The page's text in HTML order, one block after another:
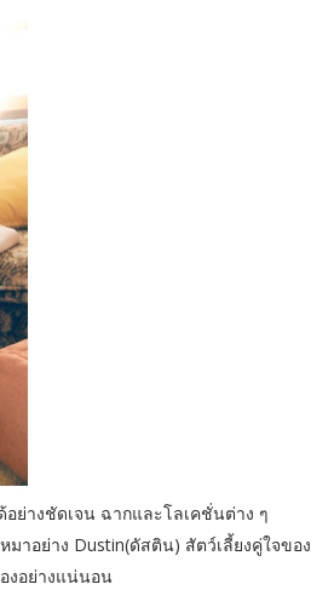
ย่างชัดเจน ฉากและโลเคชั่นต่าง ๆ
าอย่าง Dustin(ดัสติน) สัตว์เลี้ยงคู่ใจของ
งอย่างแน่นอน